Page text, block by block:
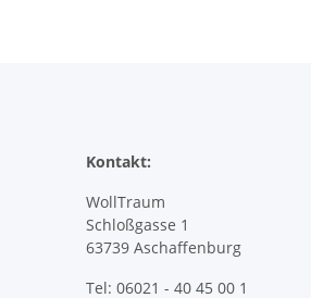
Kontakt:
WollTraum
Schloßgasse 1
63739 Aschaffenburg
Tel: 06021 - 40 45 00 1